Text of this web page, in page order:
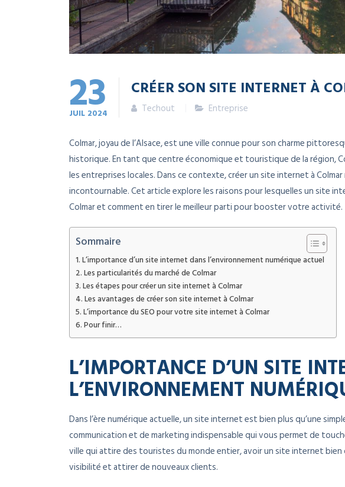
23
JUIL 2024
CRÉER SON SITE INTERNET À
Techout Entreprise
Colmar, joyau de l’Alsace, est une ville connue pour son charme
historique. En tant que centre économique et touristique de la région,
les entreprises locales. Dans ce contexte, créer un site internet à
incontournable. Cet article explore les raisons pour lesquelles un site
Colmar et comment en tirer le meilleur parti pour booster votre activité.
Sommaire
L’importance d’un site internet dans l’environnement numérique actuel
Les particularités du marché de Colmar
Les étapes pour créer un site internet à Colmar
Les avantages de créer son site internet à Colmar
L’importance du SEO pour votre site internet à Colmar
Pour finir…
L’IMPORTANCE D’UN SITE
L’ENVIRONNEMENT
Dans l’ère numérique actuelle, un site internet est bien plus qu’une
communication et de marketing indispensable qui vous permet de
ville qui attire des touristes du monde entier, avoir un site internet
visibilité et attirer de nouveaux clients.